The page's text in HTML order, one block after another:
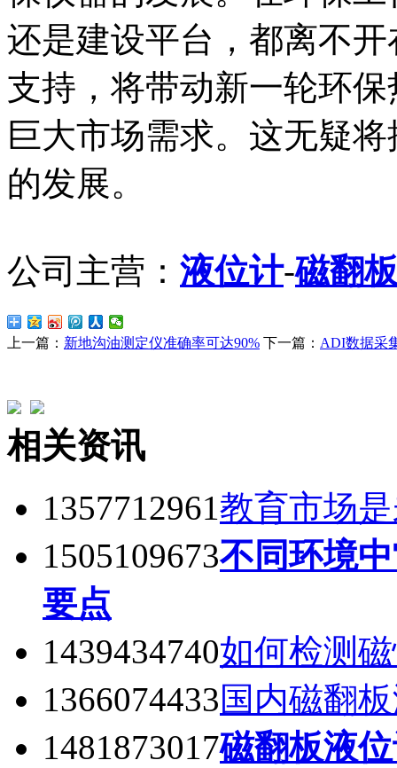
还是建设平台，都离不
支持，将带动新一轮环
巨大市场需求。这无疑
的发展。
公司主营： 液位计-磁翻
上一篇： 新地沟油测定仪准确率可达90% 下一篇： ADI数据采
相关资讯
1357712961教育市场
1505109673不同环境
要点
1439434740如何检测
1366074433国内磁翻
1481873017磁翻板液